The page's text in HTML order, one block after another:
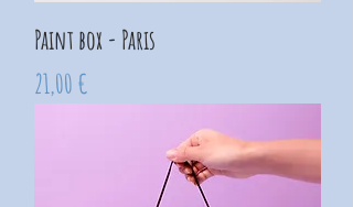
Paint box - Paris
Prix
21,00 €